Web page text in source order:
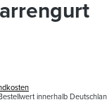
innerhalb